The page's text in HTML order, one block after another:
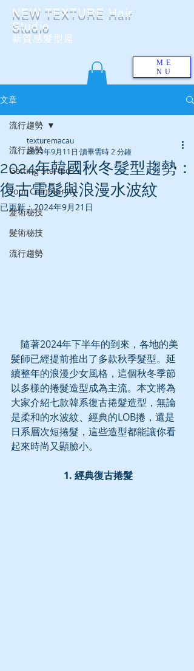
NEW TEXTURE Hair
Studio
​新質感髮型屋
ME
NU
文章
流行趨勢
Getting Started
Your Community
髮術秘技
髮術秘技
流行趨勢
流行趨勢
2024年韓國秋冬髮型趨勢：
復古電髮與浪漫水波紋
texturemacau
2024年9月11日 讀畢需時 2 分鐘
已更新：2024年9月21日
髪師已經提前推出了多款秋季髮型。延
續整年的浪漫少女風格，這個秋冬季節
以多樣的捲髮造型成為主流。本文將為
大家介紹七款韓系復古捲髮造型，無論
是柔和的水波紋、經典的LOB捲，還是
日系層次短捲髮，這些造型都能讓你看
起來時尚又顯臉小。
1. 經典復古捲髮